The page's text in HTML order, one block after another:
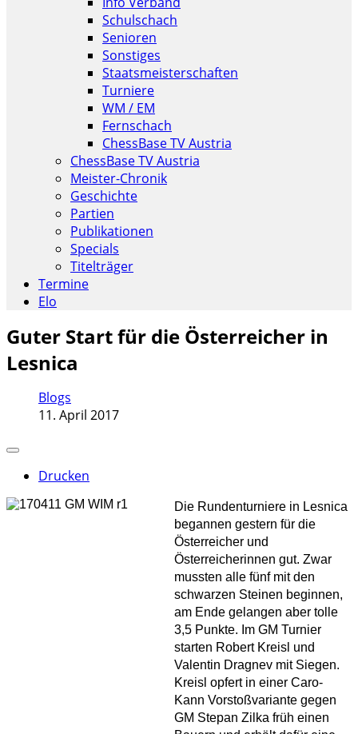
Schulschach
Senioren
Sonstiges
Staatsmeisterschaften
Turniere
WM / EM
Fernschach
ChessBase TV Austria
ChessBase TV Austria
Meister-Chronik
Geschichte
Partien
Publikationen
Specials
Titelträger
Termine
Elo
Guter Start für die Österreicher in
Lesnica
Blogs
11. April 2017
Drucken
Die Rundenturniere in Lesnica
begannen gestern für die
Österreicher und
Österreicherinnen gut. Zwar
mussten alle fünf mit den
schwarzen Steinen beginnen,
am Ende gelangen aber tolle
3,5 Punkte. Im GM Turnier
starten Robert Kreisl und
Valentin Dragnev mit Siegen.
Kreisl opfert in einer Caro-
Kann Vorstoßvariante gegen
GM Stepan Zilka früh einen